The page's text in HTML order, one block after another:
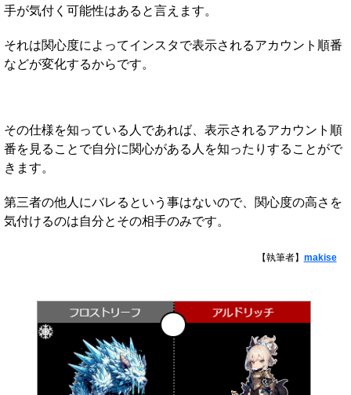
手が気付く可能性はあると言えます。
それは関心度によってインスタで表示されるアカウント順番
などが変化するからです。
その仕様を知っている人であれば、表示されるアカウント順
番を見ることで自分に関心がある人を知ったりすることがで
きます。
第三者の他人にバレるという事はないので、関心度の高さを
気付けるのは自分とその相手のみです。
【執筆者】 makise